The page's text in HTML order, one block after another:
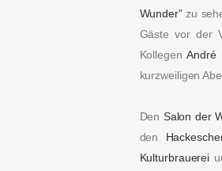
Wunder”zu
Gäste vor der
Kollegen André
kurzweiligen
Den Salon der
den
Kulturbrauerei